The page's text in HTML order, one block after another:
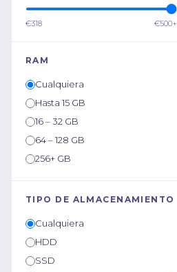
€318 €500+
RAM
Cualquiera
Hasta 15 GB
16 – 32 GB
64 – 128 GB
256+ GB
TIPO DE ALMACENAMIENTO
Cualquiera
HDD
SSD